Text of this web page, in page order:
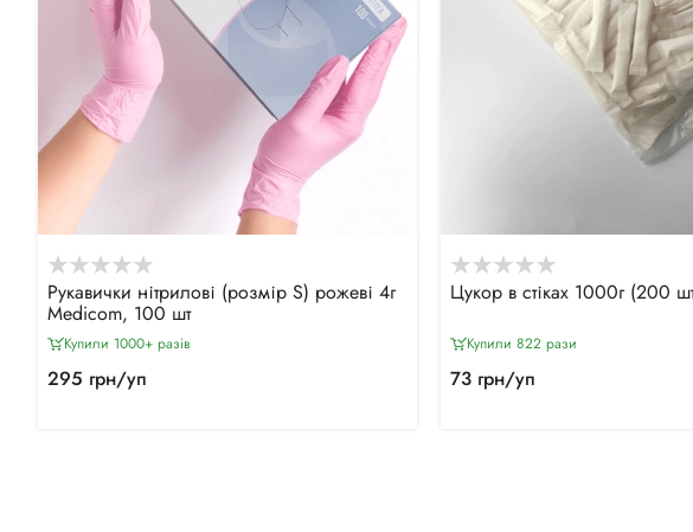
Рукавички нітрилові (розмір S) рожеві 4г
Medicom, 100 шт
Купили 1000+ разiв
295 грн/уп
Цукор в стіках 1000г (200
Купили 822 рази
73 грн/уп